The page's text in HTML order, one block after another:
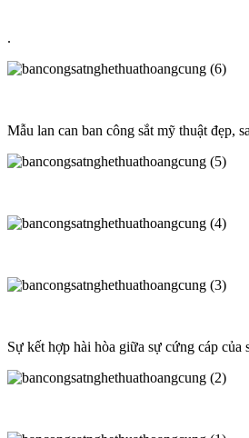
.
Mẫu lan can ban công sắt mỹ thuật đẹp,
Sự kết hợp hài hòa giữa sự cứng cáp